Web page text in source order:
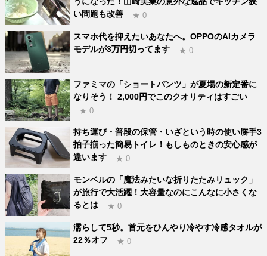
い問題も改善
★ 0
スマホ代を抑えたいあなたへ。OPPOのAIカメラ
モデルが3万円切ってます
★ 0
ファミマの「ショートパンツ」が夏場の新定番に
なりそう！ 2,000円でこのクオリティはすごい
★ 0
持ち運び・普段の保管・いざという時の使い勝手3
拍子揃った簡易トイレ！もしものときの安心感が
違います
★ 0
モンベルの「魔法みたいな折りたたみリュック」
が旅行で大活躍！大容量なのにこんなに小さくな
るとは
★ 0
濡らして5秒。首元をひんやり冷やす冷感タオルが
22％オフ
★ 0